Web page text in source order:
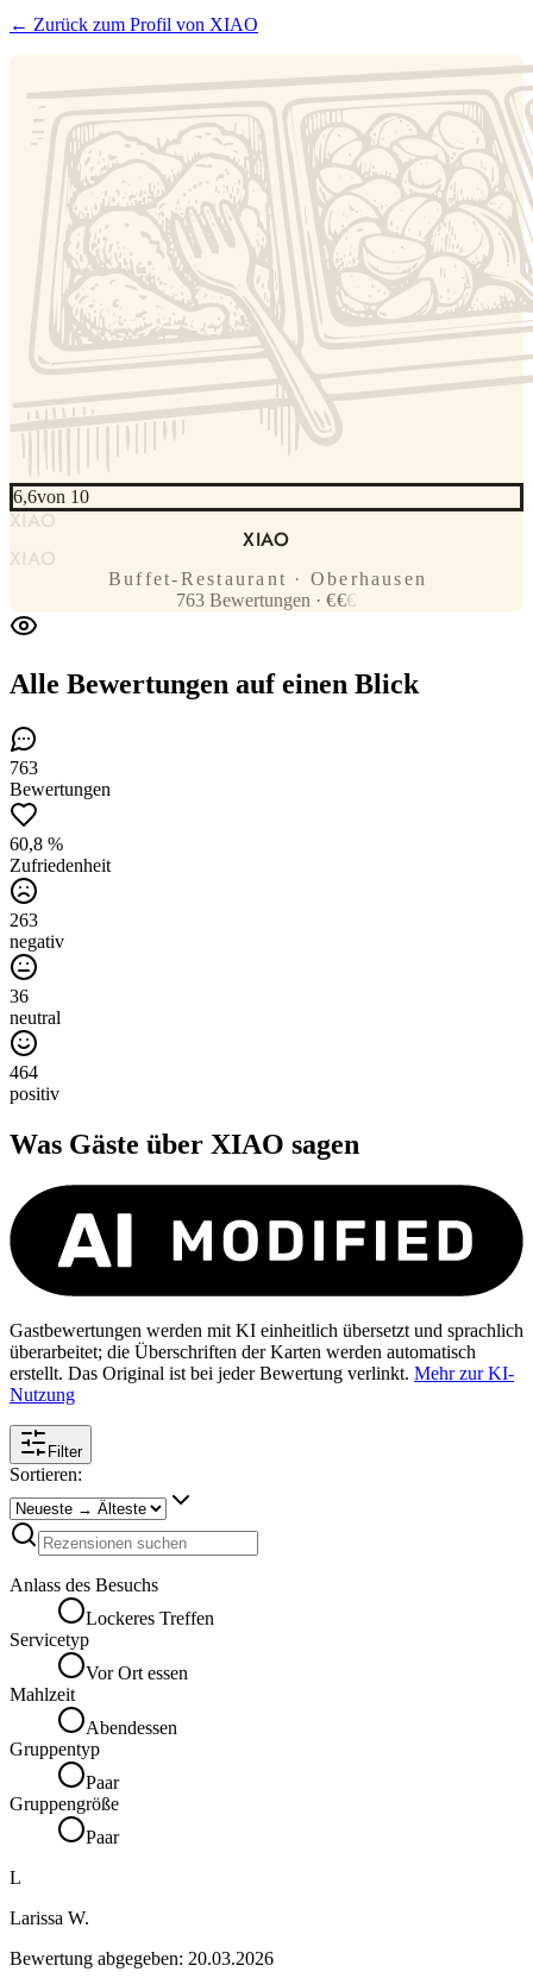
← Zurück zum Profil von XIAO
6,6von 10
XIAO
XIAO
XIAO
Buffet-Restaurant · Oberhausen
763 Bewertungen ·€€€
Alle Bewertungen auf einen Blick
763
Bewertungen
60,8 %
Zufriedenheit
263
negativ
36
neutral
464
positiv
Was Gäste über XIAO sagen
Gastbewertungen werden mit KI einheitlich übersetzt und sprachlich
überarbeitet; die Überschriften der Karten werden automatisch
erstellt. Das Original ist bei jeder Bewertung verlinkt. Mehr zur KI-
Nutzung
Filter
Sortieren:
Anlass des Besuchs
Lockeres Treffen
Servicetyp
Vor Ort essen
Mahlzeit
Abendessen
Gruppentyp
Paar
Gruppengröße
Paar
L
Larissa W.
Bewertung abgegeben: 20.03.2026